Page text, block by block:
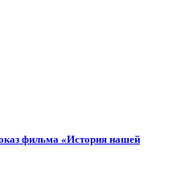
фильма «История нашей